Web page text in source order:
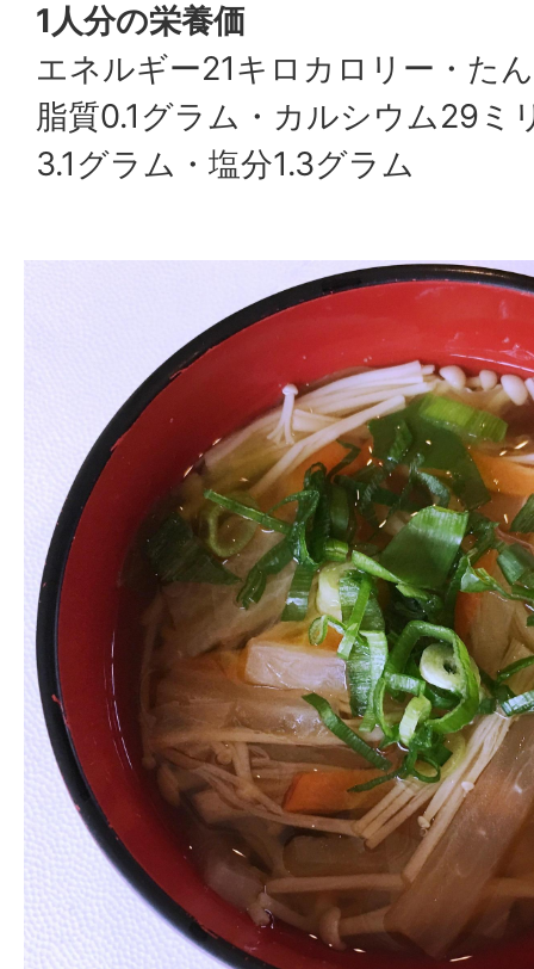
1人分の栄養価
エネルギー21キロカロリー・た
脂質0.1グラム・カルシウム29ミ
3.1グラム・塩分1.3グラム